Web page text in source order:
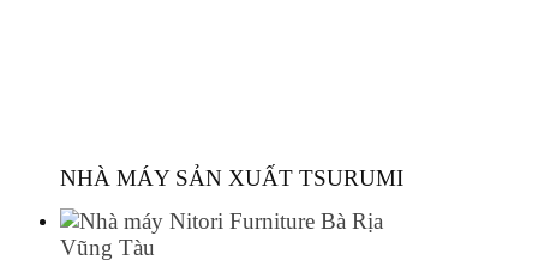
NHÀ MÁY SẢN XUẤT TSURUMI